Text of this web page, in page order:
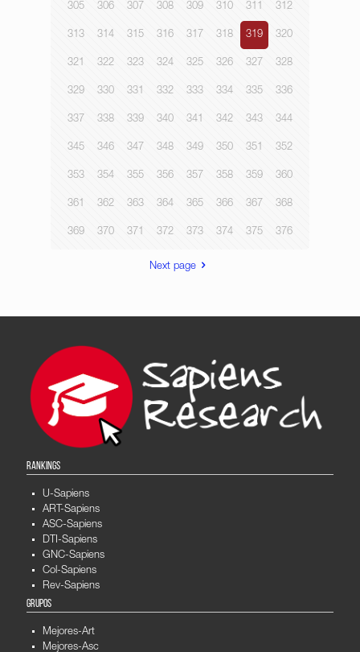
305 306 307 308 309 310 311 312
313 314 315 316 317 318 319 320
321 322 323 324 325 326 327 328
329 330 331 332 333 334 335 336
337 338 339 340 341 342 343 344
345 346 347 348 349 350 351 352
353 354 355 356 357 358 359 360
361 362 363 364 365 366 367 368
369 370 371 372 373 374 375 376
Next page
RANKINGS
U-Sapiens
ART-Sapiens
ASC-Sapiens
DTI-Sapiens
GNC-Sapiens
Col-Sapiens
Rev-Sapiens
GRUPOS
Mejores-Art
Mejores-Asc